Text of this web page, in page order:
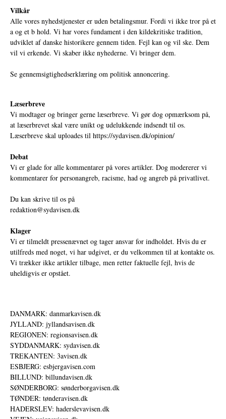
Vilkår
Alle vores nyhedstjenester er uden betalingsmur. Fordi vi ikke tror på et
a og et b hold. Vi har vores fundament i den kildekritiske tradition,
udviklet af danske historikere gennem tiden. Fejl kan og vil ske. Dem
vil vi erkende. Vi skaber ikke nyhederne. Vi bringer dem.
Se gennemsigtighedserklæring om politisk annoncering.
Læserbreve
Vi modtager og bringer gerne læserbreve. Vi gør dog opmærksom på,
at læserbrevet skal være unikt og udelukkende indsendt til os.
Læserbreve skal uploades til https://sydavisen.dk/opinion/
Debat
Vi er glade for alle kommentarer på vores artikler. Dog modererer vi
kommentarer for personangreb, racisme, had og angreb på privatlivet.
Du kan skrive til os på
redaktion@sydavisen.dk
Klager
Vi er tilmeldt pressenævnet og tager ansvar for indholdet. Hvis du er
utilfreds med noget, vi har udgivet, er du velkommen til at kontakte os.
Vi trækker ikke artikler tilbage, men retter faktuelle fejl, hvis de
uheldigvis er opstået.
DANMARK: danmarkavisen.dk
JYLLAND: jyllandsavisen.dk
REGIONEN: regionsavisen.dk
SYDDANMARK: sydavisen.dk
TREKANTEN: 3avisen.dk
ESBJERG: esbjergavisen.com
BILLUND: billundavisen.dk
SØNDERBORG: sønderborgavisen.dk
TØNDER: tønderavisen.dk
HADERSLEV: haderslevavisen.dk